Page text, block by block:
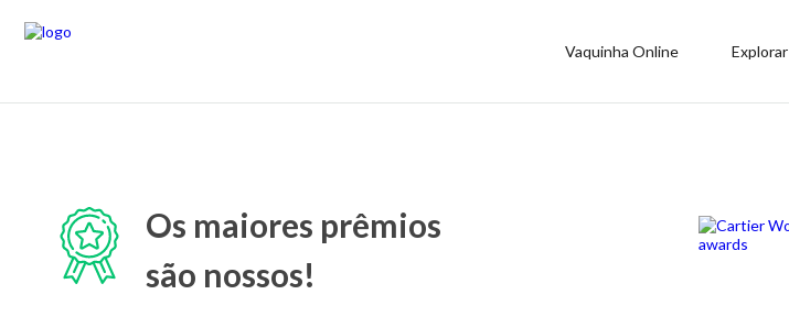
Vaquinha Online Explorar
Os maiores prêmios
são nossos!